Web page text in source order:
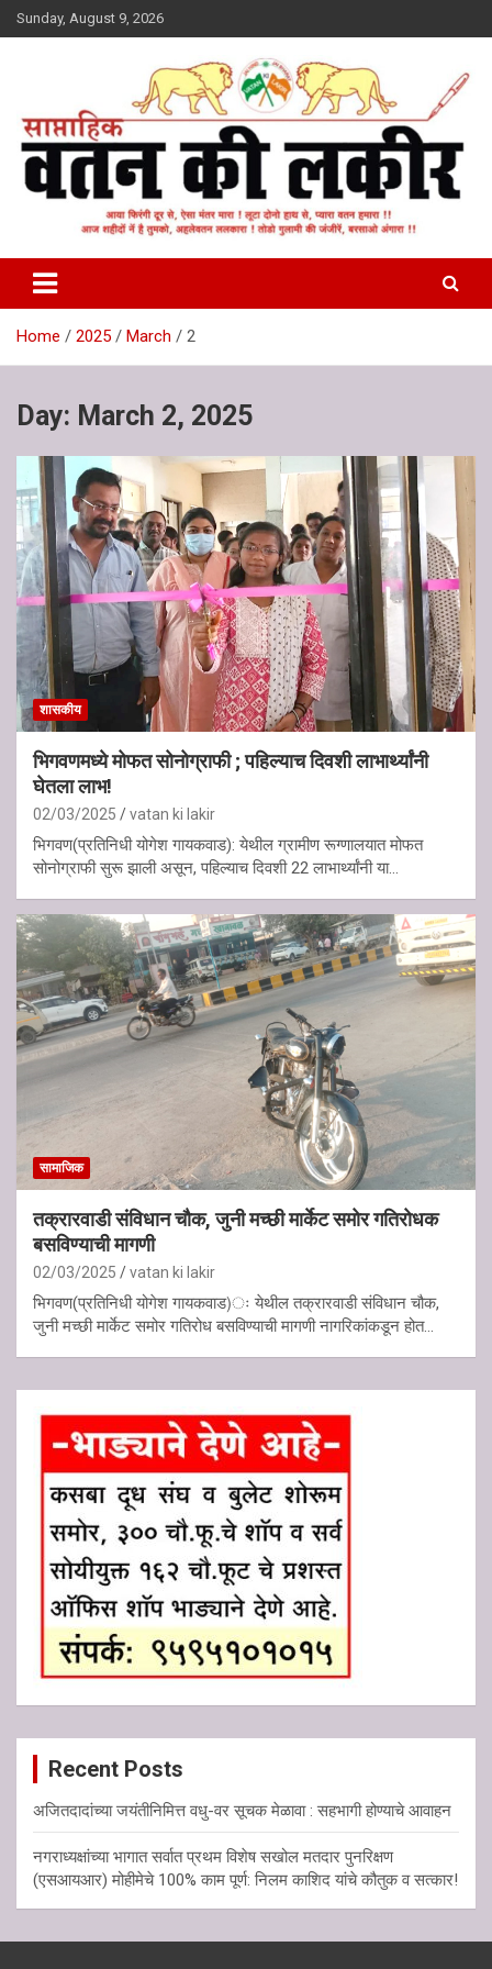
Skip
to
Sunday, August 9, 2026
वतन की लकीर
Home 2025 March 2
Day: March 2, 2025
शासकीय
भिगवणमध्ये मोफत सोनोग्राफी ; पहिल्याच दिवशी लाभार्थ्यांनी
घेतला लाभ!
02/03/2025 vatan ki lakir
भिगवण(प्रतिनिधी योगेश गायकवाड): येथील ग्रामीण रूग्णालयात मोफत
सोनोग्राफी सुरू झाली असून, पहिल्याच दिवशी 22 लाभार्थ्यांनी या…
सामाजिक
तक्रारवाडी संविधान चौक, जुनी मच्छी मार्केट समोर गतिरोधक
बसविण्याची मागणी
02/03/2025 vatan ki lakir
भिगवण(प्रतिनिधी योगेश गायकवाड)ः येथील तक्रारवाडी संविधान चौक,
जुनी मच्छी मार्केट समोर गतिरोध बसविण्याची मागणी नागरिकांकडून होत…
Recent Posts
अजितदादांच्या जयंतीनिमित्त वधु-वर सूचक मेळावा : सहभागी होण्याचे आवाहन
नगराध्यक्षांच्या भागात सर्वात प्रथम विशेष सखोल मतदार पुनरिक्षण
(एसआयआर) मोहीमेचे 100% काम पूर्ण: निलम काशिद यांचे कौतुक व सत्कार!